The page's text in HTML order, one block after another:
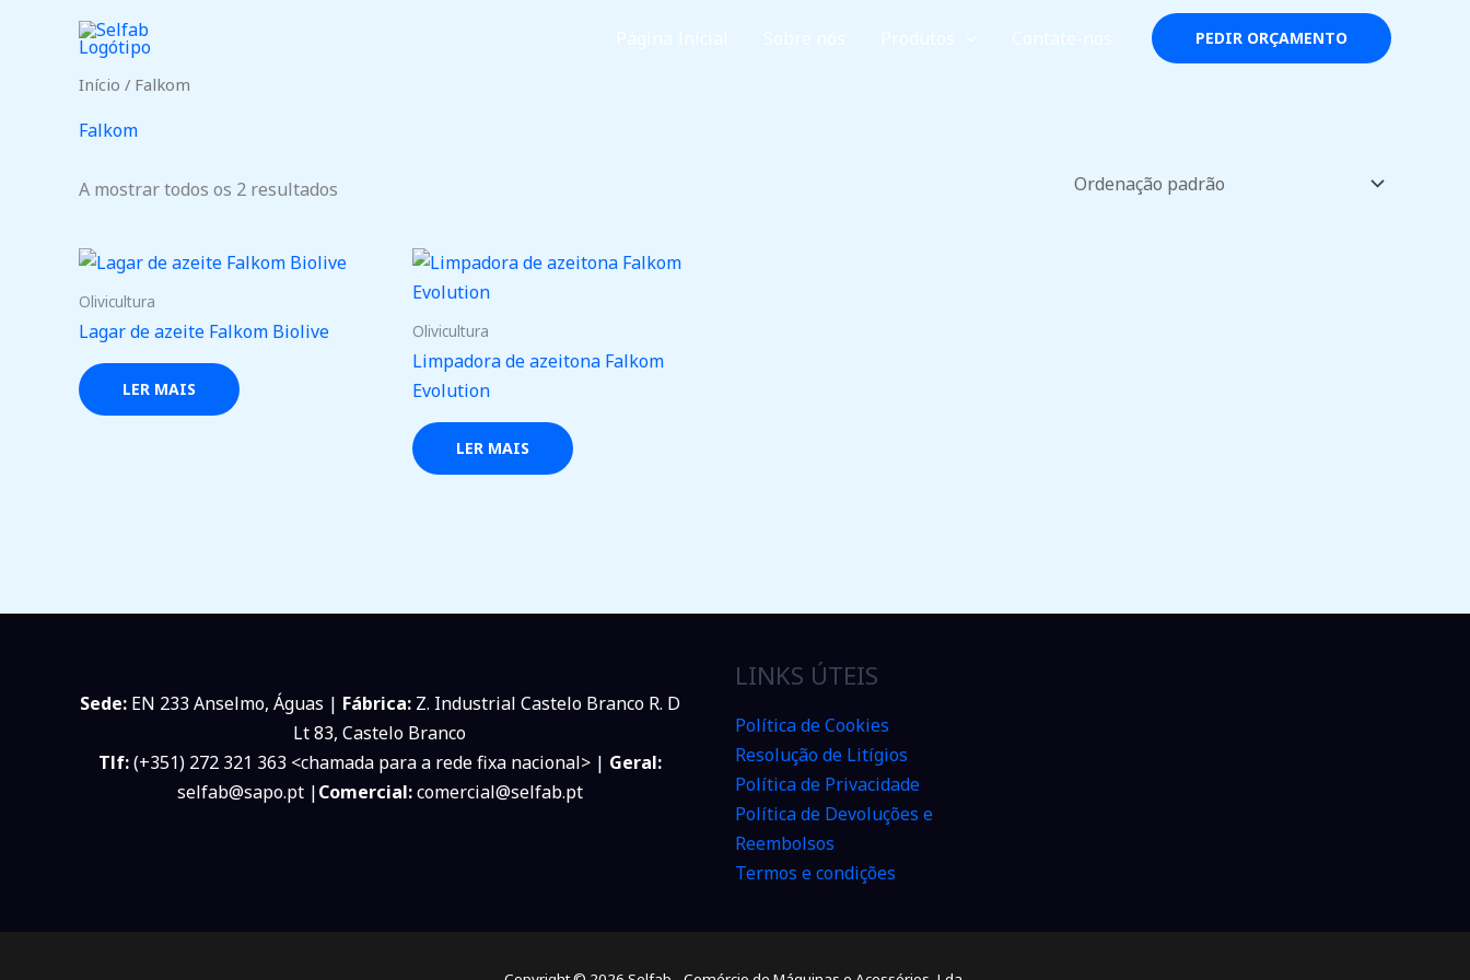
Página Inicial Sobre nós Produtos Contate-nos PEDIR ORÇAMENTO
Início / Falkom
Falkom
A mostrar todos os 2 resultados
Olivicultura
Lagar de azeite Falkom Biolive
LER MAIS
Olivicultura
Limpadora de azeitona Falkom
Evolution
LER MAIS
Sede:EN 233 Anselmo, Águas | Fábrica:Z. Industrial Castelo Branco R. D
Lt 83, Castelo Branco
Tlf:(+351) 272 321 363 <chamada para a rede fixa nacional> | Geral:
selfab@sapo.pt |Comercial:comercial@selfab.pt
LINKS ÚTEIS
Política de Cookies
Resolução de Litígios
Política de Privacidade
Política de Devoluções e
Reembolsos
Termos e condições